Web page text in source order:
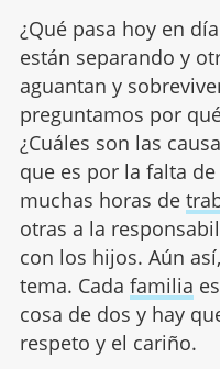
¿Qué pasa hoy en
están separando y
aguantan y
preguntamos por
¿Cuáles son las
que es por la falta
muchas horas de
otras a la
con los hijos. Aún
tema. Cada familia
cosa de dos y hay
respeto y el cariño.